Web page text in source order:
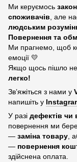
Ми керуємось
споживачів , але
людським
Повернення та
Ми прагнемо, щоб
емоції 💛
Якщо щось пішло
легко!
Зв’яжіться з нами у
напишіть у
У разі дефектів чи
повернення ми
— заміна товару ,
— повернення
здійснена оплата.